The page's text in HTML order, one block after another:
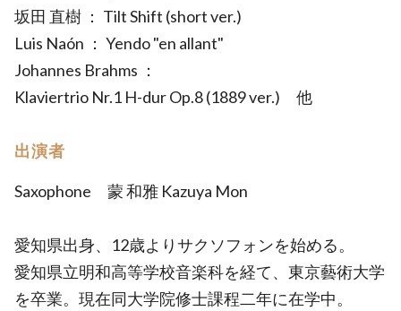
坂田 直樹 ： Tilt Shift (short ver.)
Luis Naón ： Yendo "en allant"
Johannes Brahms ：
Klaviertrio Nr.1 H-dur Op.8 (1889 ver.) 他
出演者
Saxophone 蒙 和雅 Kazuya Mon
愛知県出身、12歳よりサクソフォンを始める。
愛知県立明和高等学校音楽科を経て、東京藝術大学
を卒業。現在同大学院修士課程二年に在学中。